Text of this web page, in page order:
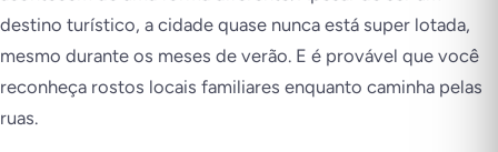
destino turístico, a cidade quase nunca está super lotada,
mesmo durante os meses de verão. E é provável que você
reconheça rostos locais familiares enquanto caminha pelas
ruas.